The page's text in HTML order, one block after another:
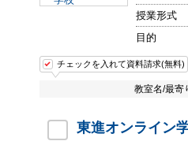
授業形式
目的
チェックを入れて資料請求(無料)
教室名/最寄
東進オンライン